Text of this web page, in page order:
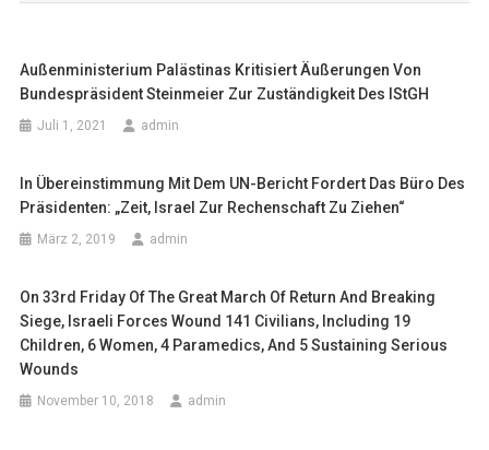
Außenministerium Palästinas Kritisiert Äußerungen Von
Bundespräsident Steinmeier Zur Zuständigkeit Des IStGH
Juli 1, 2021 admin
In Übereinstimmung Mit Dem UN-Bericht Fordert Das Büro Des
Präsidenten: „Zeit, Israel Zur Rechenschaft Zu Ziehen“
März 2, 2019 admin
On 33rd Friday Of The Great March Of Return And Breaking
Siege, Israeli Forces Wound 141 Civilians, Including 19
Children, 6 Women, 4 Paramedics, And 5 Sustaining Serious
Wounds
November 10, 2018 admin